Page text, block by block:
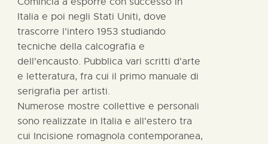
Italia e poi negli Stati Uniti, dove
trascorre l'intero 1953 studiando
tecniche della calcografia e
dell'encausto. Pubblica vari scritti d'arte
e letteratura, fra cui il primo manuale di
serigrafia per artisti.
Numerose mostre collettive e personali
sono realizzate in Italia e all'estero tra
cui Incisione romagnola contemporanea,